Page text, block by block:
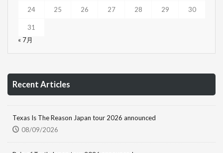
24 25 26 27 28 29 30
31
« 7月
Recent Articles
Texas Is The Reason Japan tour 2026 announced
08/09/2026